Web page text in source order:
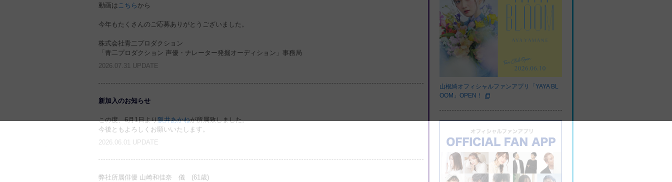
動画は こちら から
今年もたくさんのご応募ありがとうございました。
株式会社青二プロダクション
「青二プロダクション 声優・ナレーター発掘オーディション」事務局
2026.07.31 UPDATE
新加入のお知らせ
この度、6月1日より阪井あかねが所属致しました。
今後ともよろしくお願いいたします。
2026.06.01 UPDATE
弊社所属俳優 山崎和佳奈 儀 (61歳)
山根綺オフィシャルファンアプリ「YAYA BL
OOM」OPEN！